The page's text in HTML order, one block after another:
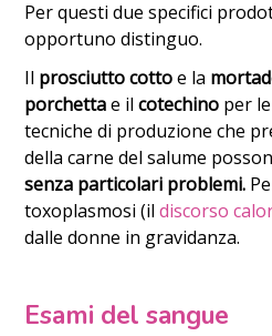
Per questi due specifici
opportuno distinguo.
Il prosciutto cottoe la
porchettae ilcotechino per
tecniche di produzione che
della carne del salume
senza particolari problemi.
toxoplasmosi (ildiscorso
dalle donne in gravidanza.
Esami del sangue